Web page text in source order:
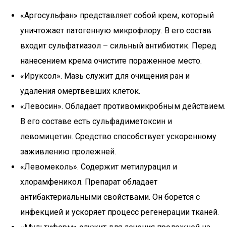
«Аргосульфан» представляет собой крем, который
уничтожает патогенную микрофлору. В его состав
входит сульфатиазол – сильный антибиотик. Перед
нанесением крема очистите пораженное место.
«Ируксол». Мазь служит для очищения ран и
удаления омертвевших клеток.
«Левосин». Обладает противомикробным действием.
В его составе есть сульфадиметоксин и
левомицетин. Средство способствует ускоренному
заживлению пролежней.
«Левомеколь». Содержит метилурацил и
хлорамфеникол. Препарат обладает
антибактериальными свойствами. Он борется с
инфекцией и ускоряет процесс регенерации тканей.